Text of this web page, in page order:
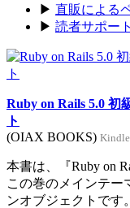
▶ 直販による
▶ 読者サポー
Ruby on Rails 5.0
ト
(OIAX BOOKS)
本書は、『Ruby on
この巻のメインテー
ンオブジェクトです。